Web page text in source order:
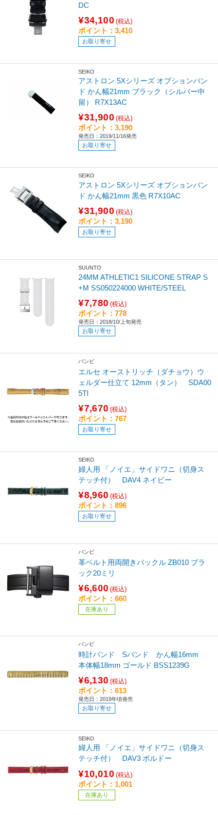
DC
¥34,100 (税込)
ポイント：3,410
お取り寄せ
SEIKO
アストロン 5Xシリーズ オプションバン
ド かん幅21mm ブラック（シルバー中
留） R7X13AC
¥31,900 (税込)
ポイント：3,190
発売日：2019/11/16発売
お取り寄せ
SEIKO
アストロン 5Xシリーズ オプションバン
ド かん幅21mm 黒色 R7X10AC
¥31,900 (税込)
ポイント：3,190
お取り寄せ
SUUNTO
24MM ATHLETIC1 SILICONE STRAP S
+M SS050224000 WHITE/STEEL
¥7,780 (税込)
ポイント：778
発売日：2018/10/上旬発売
お取り寄せ
バンビ
エルセ オーストリッチ（ダチョウ）ウ
ェルダー仕立て 12mm（タン） SDA00
5TI
¥7,670 (税込)
ポイント：767
お取り寄せ
SEIKO
婦人用 「ノイエ」サイドワニ（切身ス
テッチ付） DAV4 ネイビー
¥8,960 (税込)
ポイント：896
お取り寄せ
バンビ
革ベルト用両開きバックル ZB010 ブラ
ック20ミリ
¥6,600 (税込)
ポイント：660
在庫あり
バンビ
時計バンド Sバンド かん幅16mm
本体幅18mm ゴールド BSS1239G
¥6,130 (税込)
ポイント：613
発売日：2019年頃発売
お取り寄せ
SEIKO
婦人用 「ノイエ」サイドワニ（切身ス
テッチ付） DAV3 ボルドー
¥10,010 (税込)
ポイント：1,001
在庫あり